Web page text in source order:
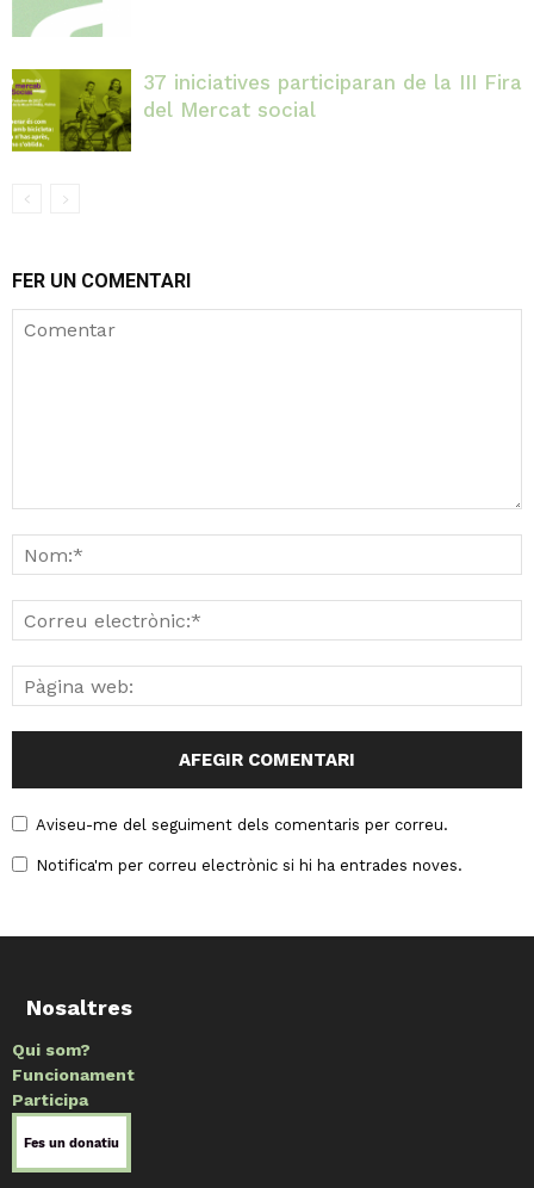
37 iniciatives participaran de la III Fira
del Mercat social
FER UN COMENTARI
Aviseu-me del seguiment dels comentaris per correu.
Notifica'm per correu electrònic si hi ha entrades noves.
Nosaltres
Qui som?
Funcionament
Participa